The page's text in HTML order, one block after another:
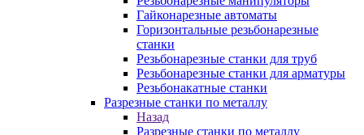
Гайконарезные автоматы
Горизонтальные резьбонарезные
станки
Резьбонарезные станки для труб
Резьбонарезные станки для арматуры
Резьбонакатные станки
Разрезные станки по металлу
Назад
Разрезные станки по металлу